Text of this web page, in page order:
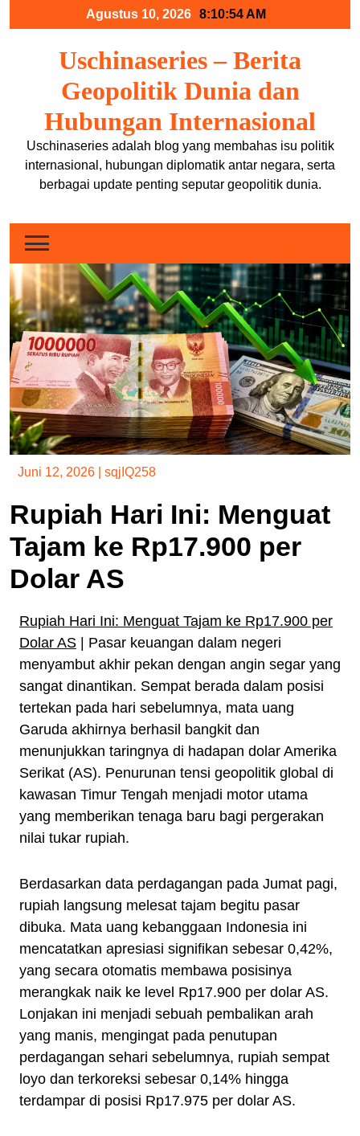
Agustus 10, 2026 8:10:55 AM
Uschinaseries – Berita
Geopolitik Dunia dan
Hubungan Internasional
Uschinaseries adalah blog yang membahas isu politik
internasional, hubungan diplomatik antar negara, serta
berbagai update penting seputar geopolitik dunia.
Juni 12, 2026 sqjIQ258
Rupiah Hari Ini: Menguat
Tajam ke Rp17.900 per
Dolar AS
Rupiah Hari Ini: Menguat Tajam ke Rp17.900 per
Dolar AS | Pasar keuangan dalam negeri
menyambut akhir pekan dengan angin segar yang
sangat dinantikan. Sempat berada dalam posisi
tertekan pada hari sebelumnya, mata uang
Garuda akhirnya berhasil bangkit dan
menunjukkan taringnya di hadapan dolar Amerika
Serikat (AS). Penurunan tensi geopolitik global di
kawasan Timur Tengah menjadi motor utama
yang memberikan tenaga baru bagi pergerakan
nilai tukar rupiah.
Berdasarkan data perdagangan pada Jumat pagi,
rupiah langsung melesat tajam begitu pasar
dibuka. Mata uang kebanggaan Indonesia ini
mencatatkan apresiasi signifikan sebesar 0,42%,
yang secara otomatis membawa posisinya
merangkak naik ke level Rp17.900 per dolar AS.
Lonjakan ini menjadi sebuah pembalikan arah
yang manis, mengingat pada penutupan
perdagangan sehari sebelumnya, rupiah sempat
loyo dan terkoreksi sebesar 0,14% hingga
terdampar di posisi Rp17.975 per dolar AS.